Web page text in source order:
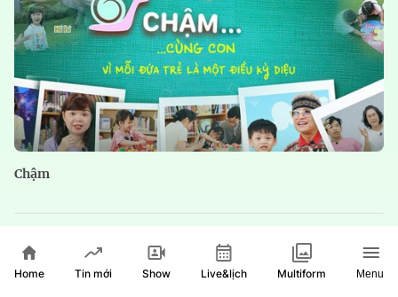
Chậm
Home Tin mới Show Live&lịch Multiform Menu